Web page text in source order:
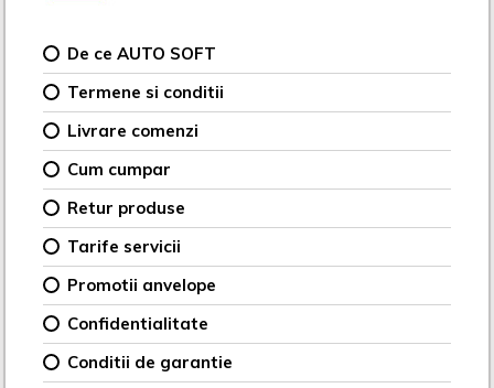
De ce AUTO SOFT
Termene si conditii
Livrare comenzi
Cum cumpar
Retur produse
Tarife servicii
Promotii anvelope
Confidentialitate
Conditii de garantie